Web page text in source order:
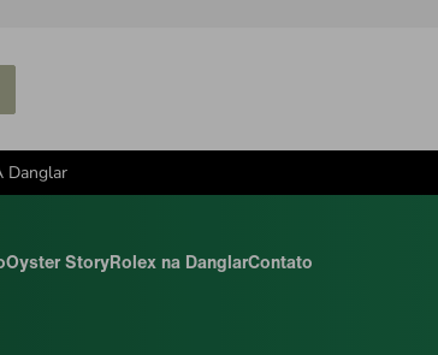
Danglar
Oyster StoryRolex na DanglarContato